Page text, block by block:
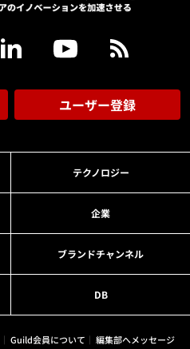
ユーザー登録
テクノロジー
企業
ブランドチャンネル
DB
Guild会員について 編集部へメッセージ